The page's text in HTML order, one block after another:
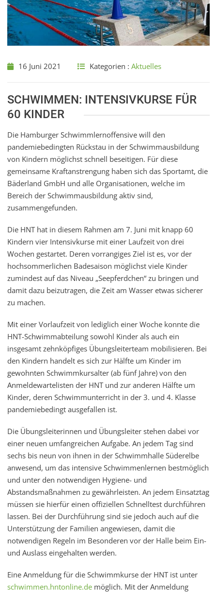
16 Juni 2021 Kategorien : Aktuelles
SCHWIMMEN: INTENSIVKURSE FÜR
60 KINDER
Die Hamburger Schwimmlernoffensive will den
pandemiebedingten Rückstau in der Schwimmausbildung
von Kindern möglichst schnell beseitigen. Für diese
gemeinsame Kraftanstrengung haben sich das Sportamt, die
Bäderland GmbH und alle Organisationen, welche im
Bereich der Schwimmausbildung aktiv sind,
zusammengefunden.
Die HNT hat in diesem Rahmen am 7. Juni mit knapp 60
Kindern vier Intensivkurse mit einer Laufzeit von drei
Wochen gestartet. Deren vorrangiges Ziel ist es, vor der
hochsommerlichen Badesaison möglichst viele Kinder
zumindest auf das Niveau „Seepferdchen“ zu bringen und
damit dazu beizutragen, die Zeit am Wasser etwas sicherer
zu machen.
Mit einer Vorlaufzeit von lediglich einer Woche konnte die
HNT-Schwimmabteilung sowohl Kinder als auch ein
insgesamt zehnköpfiges Übungsleiterteam mobilisieren. Bei
den Kindern handelt es sich zur Hälfte um Kinder im
gewohnten Schwimmkursalter (ab fünf Jahre) von den
Anmeldewartelisten der HNT und zur anderen Hälfte um
Kinder, deren Schwimmunterricht in der 3. und 4. Klasse
pandemiebedingt ausgefallen ist.
Die Übungsleiterinnen und Übungsleiter stehen dabei vor
einer neuen umfangreichen Aufgabe. An jedem Tag sind
sechs bis neun von ihnen in der Schwimmhalle Süderelbe
anwesend, um das intensive Schwimmenlernen bestmöglich
und unter den notwendigen Hygiene- und
Abstandsmaßnahmen zu gewährleisten. An jedem Einsatztag
müssen sie hierfür einen offiziellen Schnelltest durchführen
lassen. Bei der Durchführung sind sie jedoch auch auf die
Unterstützung der Familien angewiesen, damit die
notwendigen Regeln im Besonderen vor der Halle beim Ein-
und Auslass eingehalten werden.
Eine Anmeldung für die Schwimmkurse der HNT ist unter
schwimmen.hntonline.de möglich. Mit der Anmeldung